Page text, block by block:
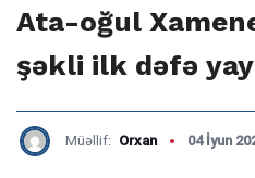
Ata-oğul
şəkli ilk dəfə
Müəllif: Orxan 04 İyun